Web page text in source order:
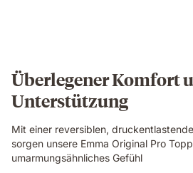
Überlegener Komfort
Unterstützung
Mit einer reversiblen,
sorgen unsere Emma Original Pro
umarmungsähnliches Gefühl